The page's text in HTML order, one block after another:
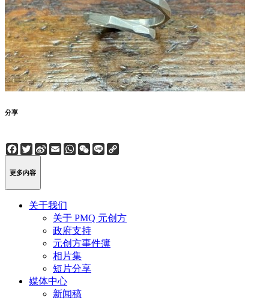
分享
Facebook
Twitter
Sina
Weibo
EmailWhatsApp
WeChat
Line
更多内容
关于我们
关于 PMQ 元创方
政府支持
元创方事件簿
相片集
短片分享
媒体中心
新闻稿